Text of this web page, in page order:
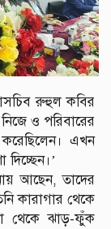
রুহুল কবির
ও পরিবারের
করেছিলেন। এখন
আছেন, তাদের
কারাগার থেকে
থেকে ঝাড়-ফুঁক